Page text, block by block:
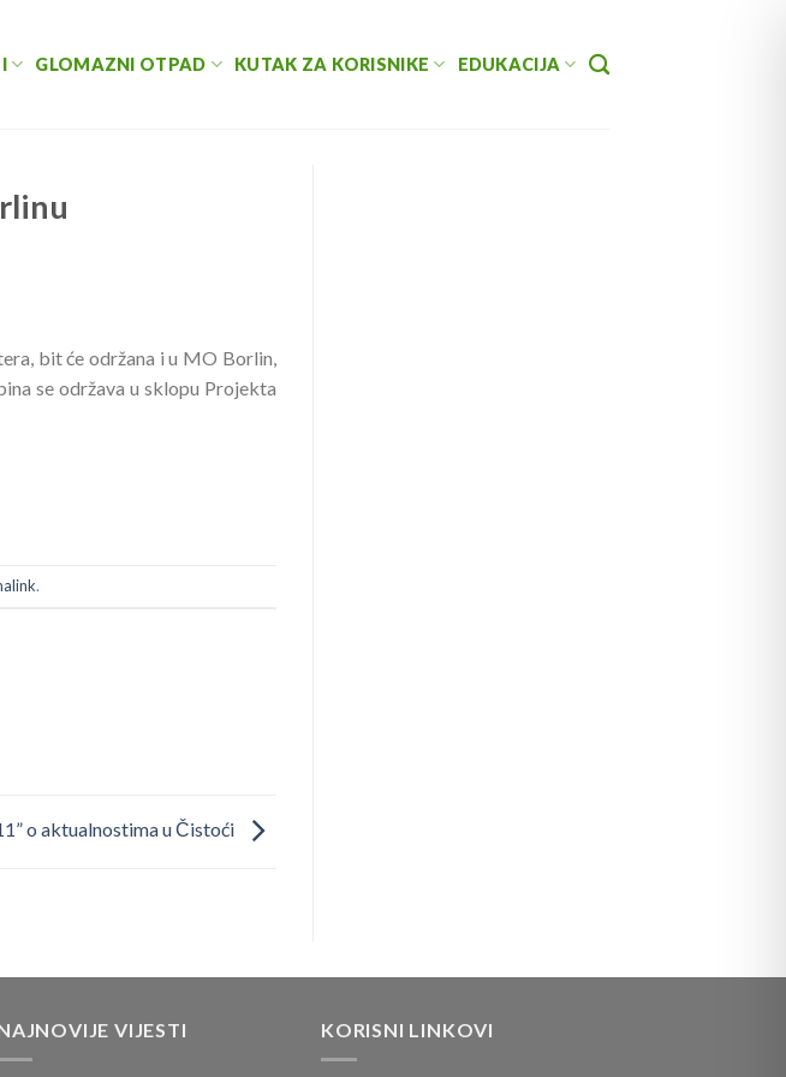
GLOMAZNI OTPAD KUTAK ZA KORISNIKE EDUKACIJA
bit će održana i u MO Borlin,
se održava u sklopu Projekta
.
o aktualnostima u Čistoći
VIJESTI KORISNI LINKOVI